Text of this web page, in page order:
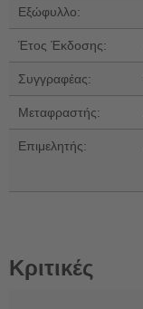
Εξώφυλλο:
Έτος Έκδοσης:
Συγγραφέας:
Μεταφραστής:
Επιμελητής:
Κριτικές